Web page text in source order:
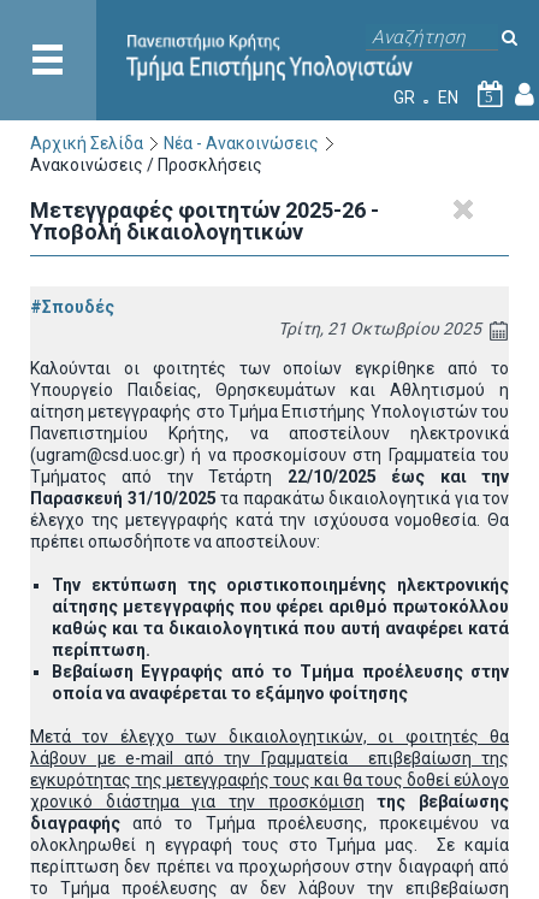
GR EN 5
Αρχική Σελίδα
Νέα - Ανακοινώσεις
Ανακοινώσεις / Προσκλήσεις
Μετεγγραφές φοιτητών 2025-26 -
Υποβολή δικαιολογητικών
#Σπουδές
Τρίτη, 21 Οκτωβρίου 2025
Καλούνται οι φοιτητές των οποίων εγκρίθηκε από το
Υπουργείο Παιδείας, Θρησκευμάτων και Αθλητισμού η
αίτηση μετεγγραφής στο Τμήμα Επιστήμης Υπολογιστών του
Πανεπιστημίου Κρήτης, να αποστείλουν ηλεκτρονικά
(ugram@csd.uoc.gr) ή να προσκομίσουν στη Γραμματεία του
Τμήματος από την Τετάρτη 22/10/2025 έως και την
Παρασκευή 31/10/2025 τα παρακάτω δικαιολογητικά για τον
έλεγχο της μετεγγραφής κατά την ισχύουσα νομοθεσία. Θα
πρέπει οπωσδήποτε να αποστείλουν:
Την εκτύπωση της οριστικοποιημένης ηλεκτρονικής
αίτησης μετεγγραφής που φέρει αριθμό πρωτοκόλλου
καθώς και τα δικαιολογητικά που αυτή αναφέρει κατά
περίπτωση.
Βεβαίωση Εγγραφής από το Τμήμα προέλευσης στην
οποία να αναφέρεται το εξάμηνο φοίτησης
Μετά τον έλεγχο των δικαιολογητικών, οι φοιτητές θα
λάβουν με e-mail από την Γραμματεία επιβεβαίωση της
εγκυρότητας της μετεγγραφής τους και θα τους δοθεί εύλογο
χρονικό διάστημα για την προσκόμιση
της βεβαίωσης
διαγραφής από το Τμήμα προέλευσης, προκειμένου να
ολοκληρωθεί η εγγραφή τους στο Τμήμα μας. Σε καμία
περίπτωση δεν πρέπει να προχωρήσουν στην διαγραφή από
το Τμήμα προέλευσης αν δεν λάβουν την επιβεβαίωση